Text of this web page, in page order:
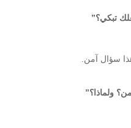
تبكي؟”
سؤال آمن.
ولماذا؟”